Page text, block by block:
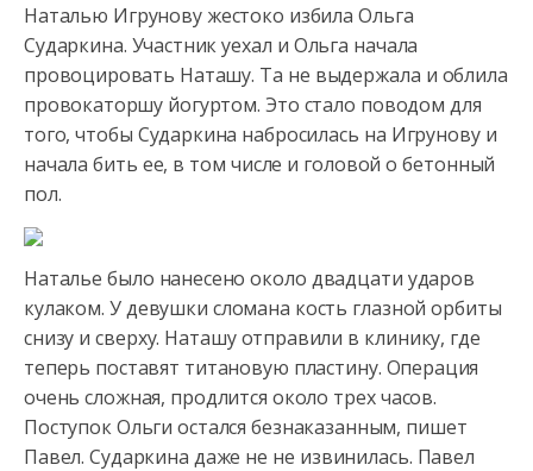
Наталью Игрунову жестоко избила Ольга
Сударкина. Участник уехал и Ольга начала
провоцировать Наташу. Та не выдержала и облила
провокаторшу йогуртом. Это стало поводом для
того, чтобы Сударкина набросилась на Игрунову и
начала бить ее, в том числе и головой о бетонный
пол.
Наталье было нанесено около двадцати ударов
кулаком. У девушки сломана кость глазной орбиты
снизу и сверху. Наташу отправили в клинику, где
теперь поставят титановую пластину. Операция
очень сложная, продлится около трех часов.
Поступок Ольги остался безнаказанным, пишет
Павел. Сударкина даже не не извинилась. Павел